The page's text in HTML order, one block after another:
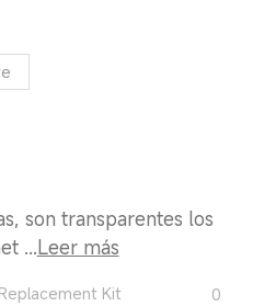
son transparentes los
...Leer más
Kit 0